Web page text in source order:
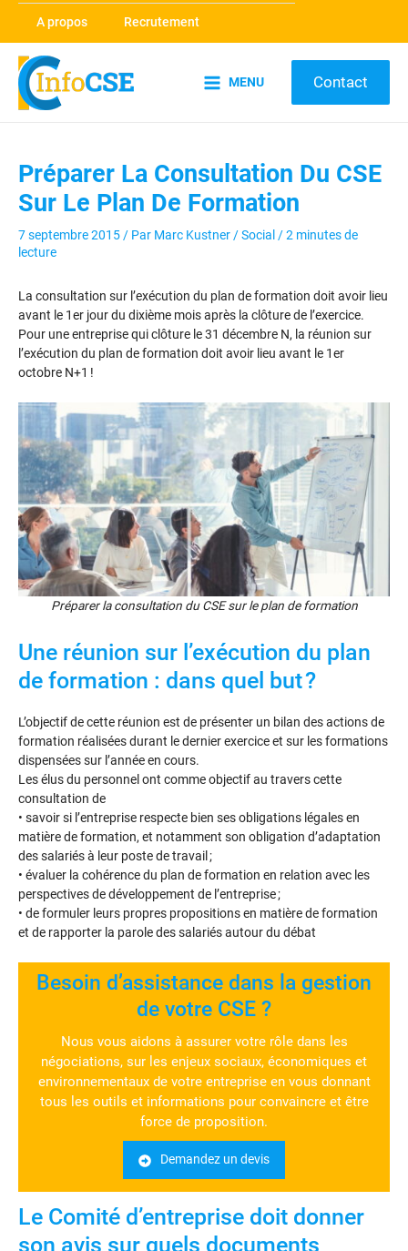
Aller
contenu
A propos Recrutement
MENU Contact
Préparer La Consultation Du CSE
Sur Le Plan De Formation
7 septembre 2015/ Par Marc Kustner/Social /2 minutes de
lecture
La consultation sur l’exécution du plan de formation doit avoir lieu
avant le 1er jour du dixième mois après la clôture de l’exercice.
Pour une entreprise qui clôture le 31 décembre N, la réunion sur
l’exécution du plan de formation doit avoir lieu avant le 1er
octobre N+1 !
Préparer la consultation du CSE sur le plan de formation
Une réunion sur l’exécution du plan
de formation : dans quel but ?
L’objectif de cette réunion est de présenter un bilan des actions de
formation réalisées durant le dernier exercice et sur les formations
dispensées sur l’année en cours.
Les élus du personnel ont comme objectif au travers cette
consultation de
• savoir si l’entreprise respecte bien ses obligations légales en
matière de formation, et notamment son obligation d’adaptation
des salariés à leur poste de travail ;
• évaluer la cohérence du plan de formation en relation avec les
perspectives de développement de l’entreprise ;
• de formuler leurs propres propositions en matière de formation
et de rapporter la parole des salariés autour du débat
Besoin d’assistance dans la gestion
de votre CSE ?
Nous vous aidons à assurer votre rôle dans les
négociations, sur les enjeux sociaux, économiques et
environnementaux de votre entreprise en vous donnant
tous les outils et informations pour convaincre et être
force de proposition.
Demandez un devis
Le Comité d’entreprise doit donner
son avis sur quels documents